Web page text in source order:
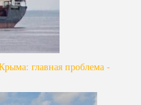
главная проблема -